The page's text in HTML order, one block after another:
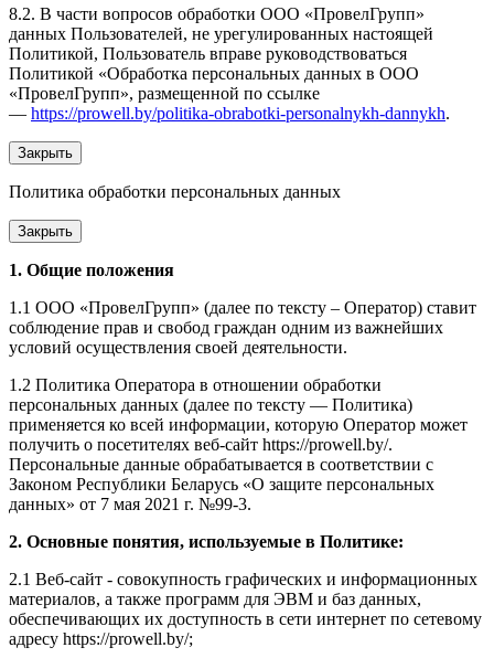
8.2. В части вопросов обработки ООО «ПровелГрупп»
данных Пользователей, не урегулированных настоящей
Политикой, Пользователь вправе руководствоваться
Политикой «Обработка персональных данных в ООО
«ПровелГрупп», размещенной по ссылке
— https://prowell.by/politika-obrabotki-personalnykh-dannykh.
Закрыть
Политика обработки персональных данных
Закрыть
1. Общие положения
1.1 ООО «ПровелГрупп» (далее по тексту – Оператор) ставит
соблюдение прав и свобод граждан одним из важнейших
условий осуществления своей деятельности.
1.2 Политика Оператора в отношении обработки
персональных данных (далее по тексту — Политика)
применяется ко всей информации, которую Оператор может
получить о посетителях веб-сайт https://prowell.by/.
Персональные данные обрабатывается в соответствии с
Законом Республики Беларусь «О защите персональных
данных» от 7 мая 2021 г. №99-3.
2. Основные понятия, используемые в Политике:
2.1 Веб-сайт - совокупность графических и информационных
материалов, а также программ для ЭВМ и баз данных,
обеспечивающих их доступность в сети интернет по сетевому
адресу https://prowell.by/;